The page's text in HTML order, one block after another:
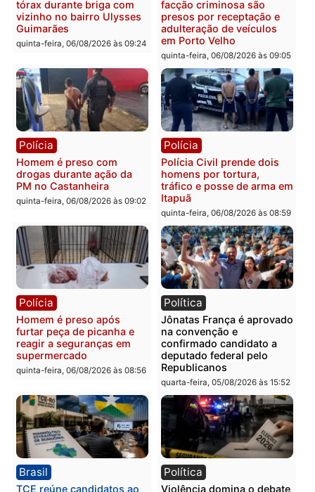
Policiais militares
recuperam moto furtada e
prendem trio na zona
Leste
Jovem é encontrado
na Rua dos Cravos e
é investigado pela
em RO
Polícia
Homem é esfaqueado no
tórax durante briga com
vizinho no bairro Ulysses
quinta-feira, 06/08/2026 às 09:24
Polícia
Três suspeitos ligados a
facção criminosa são
presos por receptação e
em Porto Velho
quinta-feira, 06/08/2026 às
Polícia
Homem é preso com
PM no Castanheira
quinta-feira, 06/08/2026 às 09:02
Polícia
Polícia Civil prende dois
homens por tortura,
tráfico e posse de arma
Itapuã
quinta-feira, 06/08/2026 às